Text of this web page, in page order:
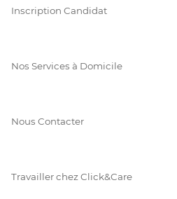
Inscription Candidat
Nos Services à Domicile
Nous Contacter
Travailler chez Click&Care